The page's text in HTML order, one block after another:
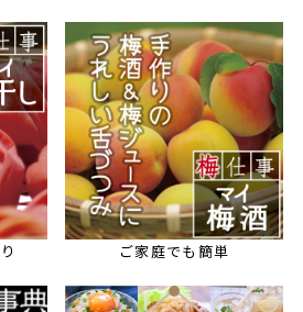
ご家庭でも簡単